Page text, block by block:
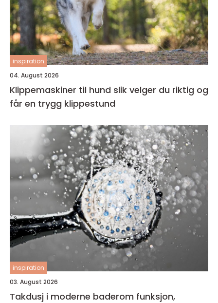
inspiration
04. August 2026
Klippemaskiner til hund slik velger du riktig og
får en trygg klippestund
inspiration
03. August 2026
Takdusj i moderne baderom funksjon,